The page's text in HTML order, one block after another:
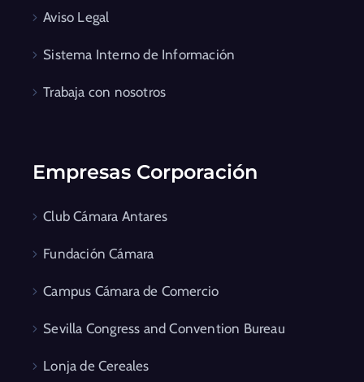
Aviso Legal
Sistema Interno de Información
Trabaja con nosotros
Empresas Corporación
Club Cámara Antares
Fundación Cámara
Campus Cámara de Comercio
Sevilla Congress and Convention Bureau
Lonja de Cereales